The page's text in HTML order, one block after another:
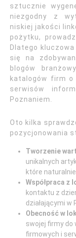
sztucznie
niezgodny z
niskiej jakości
pożytku,
Dlatego
się na
blogów
katalogów firm o
serwisów
Poznaniem.
Oto kilka
pozycjonowania
Tworzenie
unikalnych
które
Współpraca z
kontaktu z
działającymi w
Obecność w
swojej firmy
firmowych i